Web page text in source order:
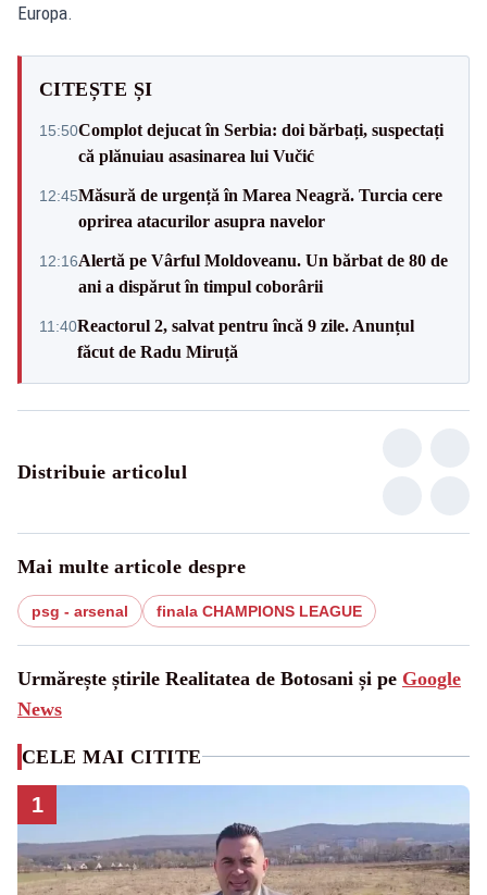
Europa.
CITEȘTE ȘI
15:50Complot dejucat în Serbia: doi bărbați, suspectați
că plănuiau asasinarea lui Vučić
12:45Măsură de urgență în Marea Neagră. Turcia cere
oprirea atacurilor asupra navelor
12:16Alertă pe Vârful Moldoveanu. Un bărbat de 80 de
ani a dispărut în timpul coborârii
11:40Reactorul 2, salvat pentru încă 9 zile. Anunțul
făcut de Radu Miruță
Distribuie articolul
Mai multe articole despre
psg - arsenal finala CHAMPIONS LEAGUE
Urmărește știrile Realitatea de Botosani și pe Google
News
CELE MAI CITITE
1